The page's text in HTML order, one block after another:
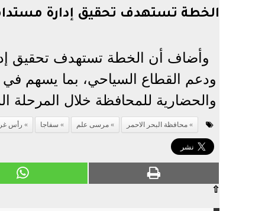
الخطة تستهدف تحقيق إدارة
وأضاف أن الخطة تستهدف تحقيق
ودعم القطاع السياحي، بما يسهم في
والحضارية للمحافظة خلال المرحلة
محافظة البحر الاحمر مرسى علم سفاجا رأس
⇧